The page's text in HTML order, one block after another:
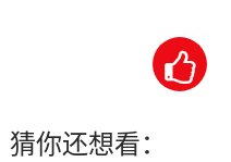

猜你还想看：